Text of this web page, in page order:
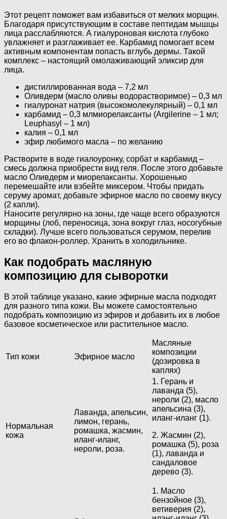
Этот рецепт поможет вам избавиться от мелких морщин.
Благодаря присутствующим в составе пептидам мышцы
лица расслабляются. А гиалуроновая кислота глубоко
увлажняет и разглаживает ее. Карбамид помогает всем
активным компонентам попасть вглубь дермы. Такой
комплекс – настоящий омолаживающий эликсир для
лица.
дистиллированная вода – 7,2 мл
Оливдерм (масло оливы водорастворимое) – 0,3 мл
гиалуронат натрия (высокомолекулярный) – 0,1 мл
карбамид – 0,3 млмиорелаксанты (Argilerine – 1 мл;
Leuphasyl – 1 мл)
калия – 0,1 мл
эфир любимого масла – по желанию
Растворите в воде гиалоуронку, сорбат и карбамид –
смесь должна приобрести вид геля. После этого добавьте
масло Оливдерм и миорелаксанты. Хорошенько
перемешайте или взбейте миксером. Чтобы придать
серуму аромат, добавьте эфирное масло по своему вкусу
(2 капли).
Наносите регулярно на зоны, где чаще всего образуются
морщины (лоб, переносица, зона вокруг глаз, носогубные
складки). Лучше всего пользоваться серумом, перелив
его во флакон-роллер. Хранить в холодильнике.
Как подобрать масляную
композицию для сыворотки
В этой таблице указано, какие эфирные масла подходят
для разного типа кожи. Вы можете самостоятельно
подобрать композицию из эфиров и добавить их в любое
базовое косметическое или растительное масло.
Тип кожи Эфирное масло
Масляные
композиции
(дозировка в
каплях)
Нормальная
кожа
Лаванда, апельсин,
лимон, герань,
ромашка, жасмин,
иланг-иланг,
нероли, роза.
1. Герань и
лаванда (5),
нероли (2), масло
апельсина (3),
иланг-иланг (1).
2. Жасмин (2),
ромашка (5), роза
(1), лаванда и
сандаловое
дерево (3).
1. Масло
бензойное (3),
ветиверия (2),